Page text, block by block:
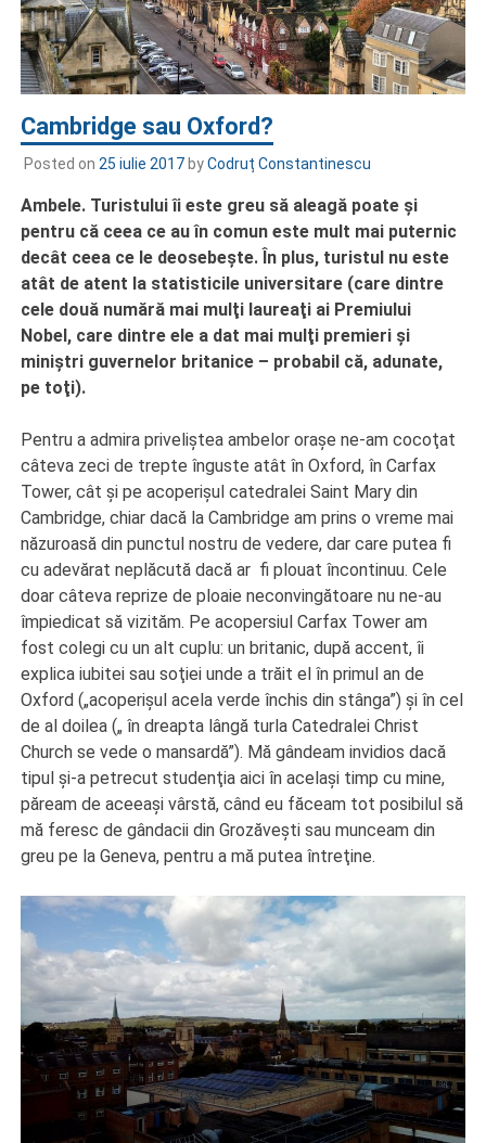
Cambridge sau Oxford?
Posted on 25 iulie 2017byCodruț Constantinescu
Ambele. Turistului îi este greu să aleagă poate şi
pentru că ceea ce au în comun este mult mai puternic
decât ceea ce le deosebeşte. În plus, turistul nu este
atât de atent la statisticile universitare (care dintre
cele două numără mai mulţi laureaţi ai Premiului
Nobel, care dintre ele a dat mai mulţi premieri şi
miniştri guvernelor britanice – probabil că, adunate,
pe toţi).
Pentru a admira priveliştea ambelor oraşe ne-am cocoţat
câteva zeci de trepte înguste atât în Oxford, în Carfax
Tower, cât şi pe acoperişul catedralei Saint Mary din
Cambridge, chiar dacă la Cambridge am prins o vreme mai
năzuroasă din punctul nostru de vedere, dar care putea fi
cu adevărat neplăcută dacă ar fi plouat încontinuu. Cele
doar câteva reprize de ploaie neconvingătoare nu ne-au
împiedicat să vizităm. Pe acopersiul Carfax Tower am
fost colegi cu un alt cuplu: un britanic, după accent, îi
explica iubitei sau soţiei unde a trăit el în primul an de
Oxford („acoperişul acela verde închis din stânga”) şi în cel
de al doilea („ în dreapta lângă turla Catedralei Christ
Church se vede o mansardă”). Mă gândeam invidios dacă
tipul şi-a petrecut studenţia aici în acelaşi timp cu mine,
păream de aceeaşi vârstă, când eu făceam tot posibilul să
mă feresc de gândacii din Grozăveşti sau munceam din
greu pe la Geneva, pentru a mă putea întreţine.